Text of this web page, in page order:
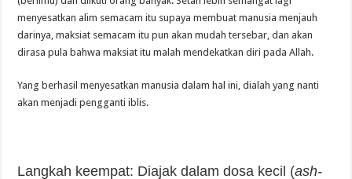
menyesatkan alim semacam itu supaya membuat manusia menjauh
darinya, maksiat semacam itu pun akan mudah tersebar, dan akan
dirasa pula bahwa maksiat itu malah mendekatkan diri pada Allah.
Yang berhasil menyesatkan manusia dalam hal ini, dialah yang nanti
akan menjadi pengganti iblis.
Langkah keempat: Diajak dalam dosa kecil (ash-